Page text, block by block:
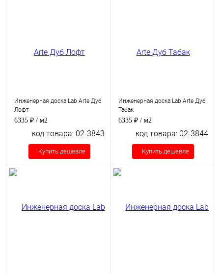
Инженерная доска Lab Arte Дуб
Лофт
6335 ₽ / м2
код товара: 02-3843
Купить дешевле
Инженерная доска Lab Arte Дуб
Табак
6335 ₽ / м2
код товара: 02-3844
Купить дешевле